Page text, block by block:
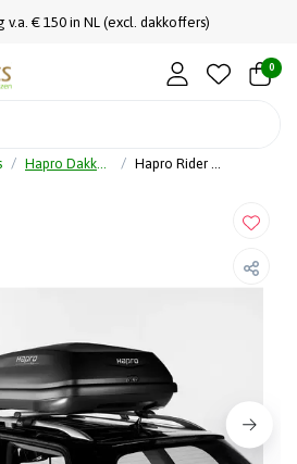
v.a. € 150 in NL (excl. dakkoffers)
0
Hapro Dakkoffer Hapro Rider 4.4 MF Antraciet - Dakkoffer - 370 Liter